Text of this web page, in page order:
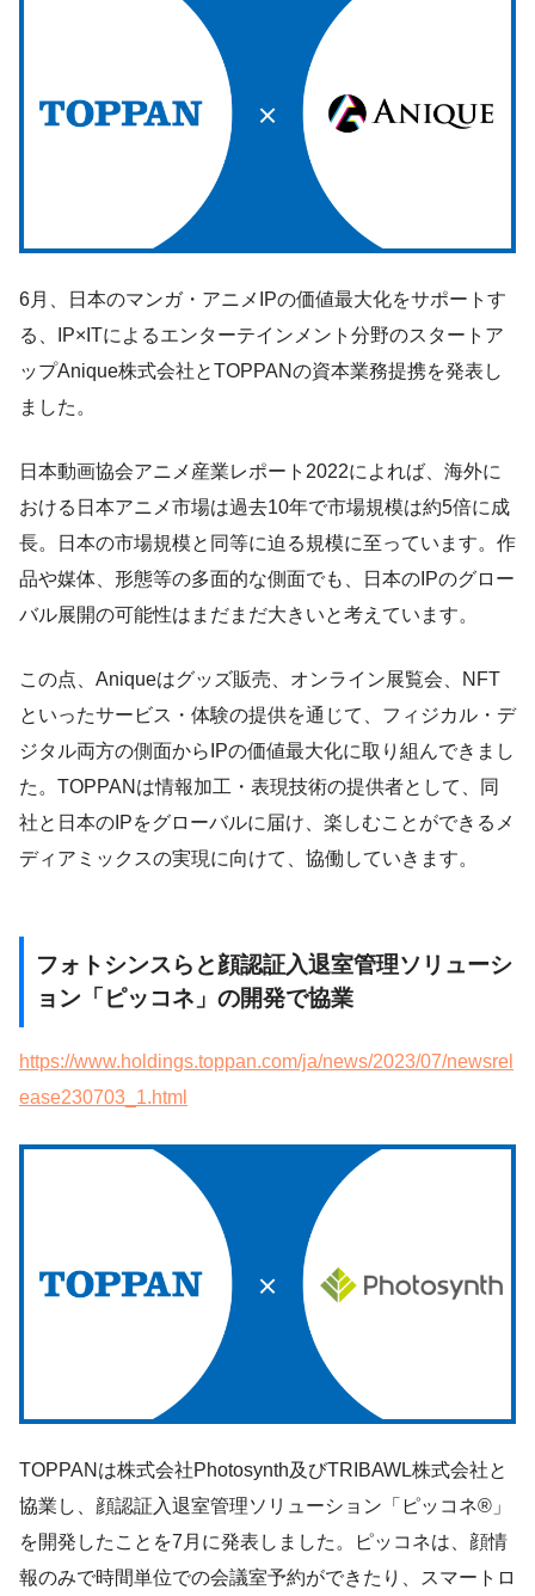
6月、日本のマンガ・アニメIPの価値最大化をサポートす
る、IP×ITによるエンターテインメント分野のスタートア
ップAnique株式会社とTOPPANの資本業務提携を発表し
ました。
日本動画協会アニメ産業レポート2022によれば、海外に
おける日本アニメ市場は過去10年で市場規模は約5倍に成
長。日本の市場規模と同等に迫る規模に至っています。作
品や媒体、形態等の多面的な側面でも、日本のIPのグロー
バル展開の可能性はまだまだ大きいと考えています。
この点、Aniqueはグッズ販売、オンライン展覧会、NFT
といったサービス・体験の提供を通じて、フィジカル・デ
ジタル両方の側面からIPの価値最大化に取り組んできまし
た。TOPPANは情報加工・表現技術の提供者として、同
社と日本のIPをグローバルに届け、楽しむことができるメ
ディアミックスの実現に向けて、協働していきます。
フォトシンスらと顔認証入退室管理ソリューシ
ョン「ピッコネ」の開発で協業
https://www.holdings.toppan.com/ja/news/2023/07/newsrel
ease230703_1.html
TOPPANは株式会社Photosynth及びTRIBAWL株式会社と
協業し、顔認証入退室管理ソリューション「ピッコネ®」
を開発したことを7月に発表しました。ピッコネは、顔情
報のみで時間単位での会議室予約ができたり、スマートロ